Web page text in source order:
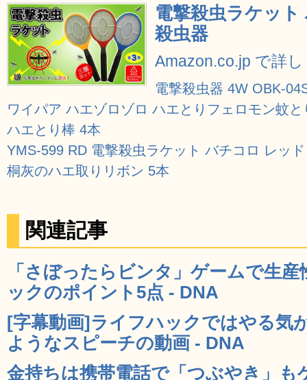
電撃殺虫ラケッ
殺虫器
Amazon.co.jp で詳
電撃殺虫器 4W OBK-
ワイパア ハエゾロゾロ ハエとりフェロモン蚊と
ハエとり棒 4本
YMS-599 RD 電撃殺虫ラケット バチコロ レッド
桐灰のハエ取りリボン 5本
関連記事
「さぼったらビンタ」ゲームで生
ックのポイント5点 - DNA
[字幕動画]ライフハックではやる気
ようなスピーチの動画 - DNA
金持ちは携帯電話で「つぶやき」も